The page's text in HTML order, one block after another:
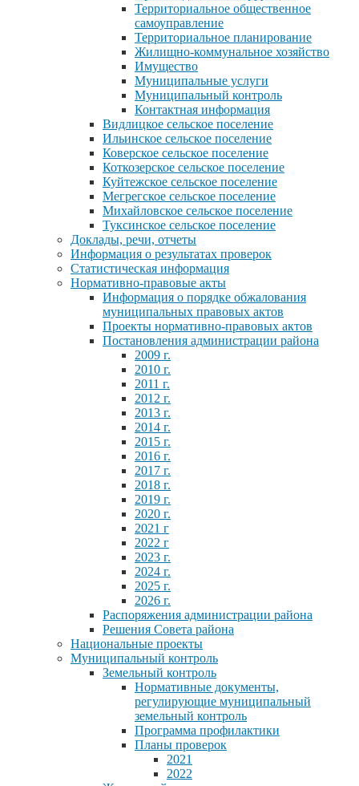
Территориальное общественное
самоуправление
Территориальное планирование
Жилищно-коммунальное хозяйство
Имущество
Муниципальные услуги
Муниципальный контроль
Контактная информация
Видлицкое сельское поселение
Ильинское сельское поселение
Коверское сельское поселение
Коткозерское сельское поселение
Куйтежское сельское поселение
Мегрегское сельское поселение
Михайловское сельское поселение
Туксинское сельское поселение
Доклады, речи, отчеты
Информация о результатах проверок
Статистическая информация
Нормативно-правовые акты
Информация о порядке обжалования
муниципальных правовых актов
Проекты нормативно-правовых актов
Постановления администрации района
2009 г.
2010 г.
2011 г.
2012 г.
2013 г.
2014 г.
2015 г.
2016 г.
2017 г.
2018 г.
2019 г.
2020 г.
2021 г
2022 г
2023 г.
2024 г.
2025 г.
2026 г.
Распоряжения администрации района
Решения Совета района
Национальные проекты
Муниципальный контроль
Земельный контроль
Нормативные документы,
регулирующие муниципальный
земельный контроль
Программа профилактики
Планы проверок
2021
2022